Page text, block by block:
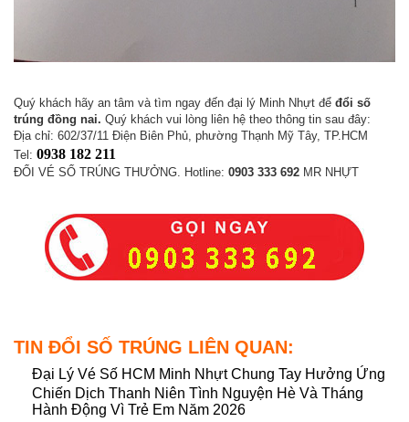
Quý khách hãy an tâm và tìm ngay đến đại lý Minh Nhựt để đổi số
trúng đồng nai. Quý khách vui lòng liên hệ theo thông tin sau đây:
Địa chỉ: 602/37/11 Điện Biên Phủ, phường Thạnh Mỹ Tây, TP.HCM
Tel: 0938 182 211
ĐỔI VÉ SỐ TRÚNG THƯỞNG. Hotline: 0903 333 692 MR NHỰT
TIN ĐỔI SỐ TRÚNG LIÊN QUAN:
Đại Lý Vé Số HCM Minh Nhựt Chung Tay Hưởng Ứng
Chiến Dịch Thanh Niên Tình Nguyện Hè Và Tháng
Hành Động Vì Trẻ Em Năm 2026